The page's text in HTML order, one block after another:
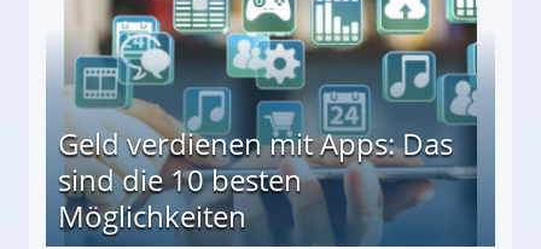
Geld verdienen mit Apps: Das
sind die 10 besten
Möglichkeiten